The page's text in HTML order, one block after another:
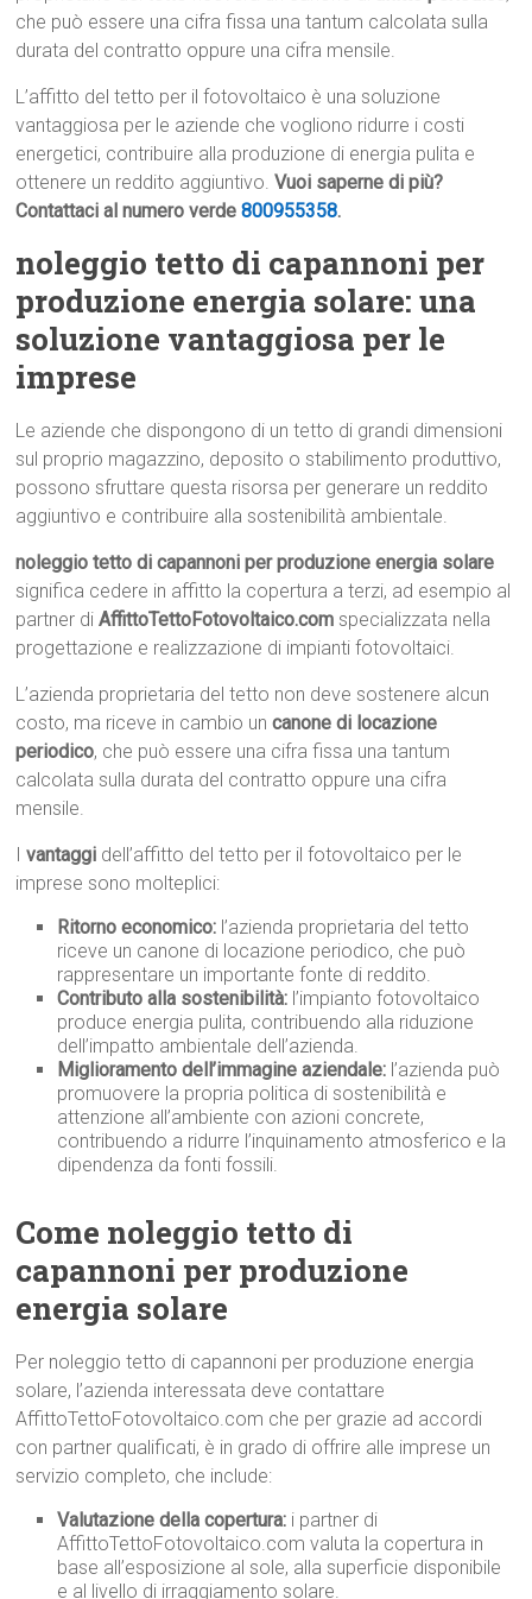
che può essere una cifra fissa una tantum calcolata sulla
durata del contratto oppure una cifra mensile.
L’affitto del tetto per il fotovoltaico è una soluzione
vantaggiosa per le aziende che vogliono ridurre i costi
energetici, contribuire alla produzione di energia pulita e
ottenere un reddito aggiuntivo.Vuoi saperne di più?
Contattaci al numero verde800955358.
noleggio tetto di capannoni per
produzione energia solare: una
soluzione vantaggiosa per le
imprese
Le aziende che dispongono di un tetto di grandi dimensioni
sul proprio magazzino, deposito o stabilimento produttivo,
possono sfruttare questa risorsa per generare un reddito
aggiuntivo e contribuire alla sostenibilità ambientale.
noleggio tetto di capannoni per produzione energia solare
significa cedere in affitto la copertura a terzi, ad esempio al
partner diAffittoTettoFotovoltaico.com specializzata nella
progettazione e realizzazione di impianti fotovoltaici.
L’azienda proprietaria del tetto non deve sostenere alcun
costo, ma riceve in cambio uncanone di locazione
periodico, che può essere una cifra fissa una tantum
calcolata sulla durata del contratto oppure una cifra
mensile.
Ivantaggi dell’affitto del tetto per il fotovoltaico per le
imprese sono molteplici:
Ritorno economico: l’azienda proprietaria del tetto
riceve un canone di locazione periodico, che può
rappresentare un importante fonte di reddito.
Contributo alla sostenibilità: l’impianto fotovoltaico
produce energia pulita, contribuendo alla riduzione
dell’impatto ambientale dell’azienda.
Miglioramento dell’immagine aziendale: l’azienda può
promuovere la propria politica di sostenibilità e
attenzione all’ambiente con azioni concrete,
contribuendo a ridurre l’inquinamento atmosferico e la
dipendenza da fonti fossili.
Come noleggio tetto di
capannoni per produzione
energia solare
Per noleggio tetto di capannoni per produzione energia
solare, l’azienda interessata deve contattare
AffittoTettoFotovoltaico.com che per grazie ad accordi
con partner qualificati, è in grado di offrire alle imprese un
servizio completo, che include:
Valutazione della copertura: i partner di
AffittoTettoFotovoltaico.com valuta la copertura in
base all’esposizione al sole, alla superficie disponibile
e al livello di irraggiamento solare.